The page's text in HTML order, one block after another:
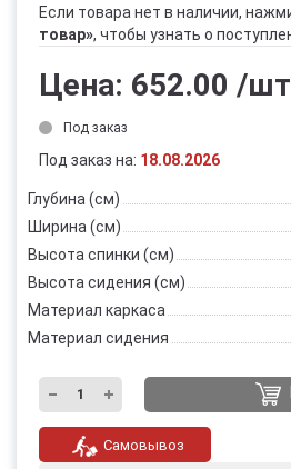
Если товара нет в наличии,
товар», чтобы узнать о
Цена: 652.00 /
Под заказ
Под заказ на: 18.08.2026
Глубина (см)
Ширина (см)
Высота спинки (см)
Высота сидения (см)
Материал каркаса
Материал сидения
Самовывоз